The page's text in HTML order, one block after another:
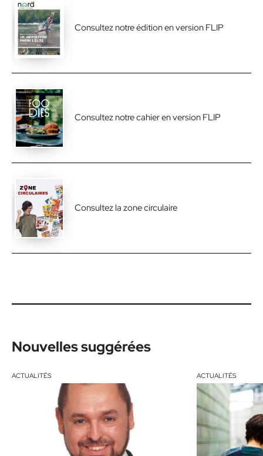
Consultez notre édition en version FLIP
Consultez notre cahier en version FLIP
Consultez la zone circulaire
Nouvelles suggérées
ACTUALITÉS ACTUALITÉS